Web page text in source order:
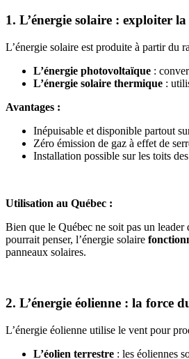
1. L’énergie solaire : exploiter
L’énergie solaire est produite à partir du
L’énergie photovoltaïque :
L’énergie solaire thermique :
Avantages :
Inépuisable et disponible partout
Zéro émission de gaz à effet de
Installation possible sur les toits
Utilisation au Québec :
Bien que le Québec ne soit pas un leader
pourrait penser, l’énergie solaire
panneaux solaires.
2. L’énergie éolienne : la force
L’énergie éolienne utilise le vent pour
L’éolien terrestre : les éoliennes